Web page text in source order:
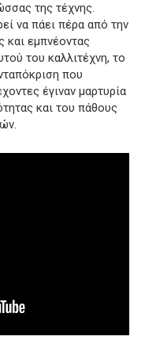
της τέχνης.
να πάει πέρα ​​από την
και εμπνέοντας
του καλλιτέχνη, το
που
έγιναν μαρτυρία
και του πάθους